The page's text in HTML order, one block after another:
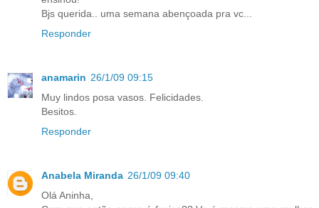
Bjs querida.. uma semana abençoada pra vc...
Responder
anamarin 26/1/09 09:15
Muy lindos posa vasos. Felicidades.
Besitos.
Responder
Anabela Miranda 26/1/09 09:40
Olá Aninha,